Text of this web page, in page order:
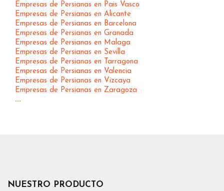
Empresas de Persianas en Pais Vasco
Empresas de Persianas en Alicante
Empresas de Persianas en Barcelona
Empresas de Persianas en Granada
Empresas de Persianas en Malaga
Empresas de Persianas en Sevilla
Empresas de Persianas en Tarragona
Empresas de Persianas en Valencia
Empresas de Persianas en Vizcaya
Empresas de Persianas en Zaragoza
...
NUESTRO PRODUCTO